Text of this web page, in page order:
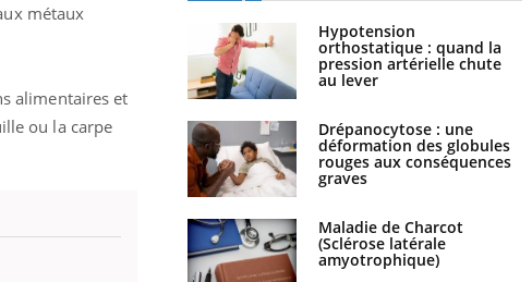
métaux
alimentaires et
ou la carpe
Hypotension
orthostatique : quand la
pression artérielle chute
au lever
Drépanocytose : une
déformation des globules
rouges aux conséquences
graves
Maladie de Charcot
(Sclérose latérale
amyotrophique)